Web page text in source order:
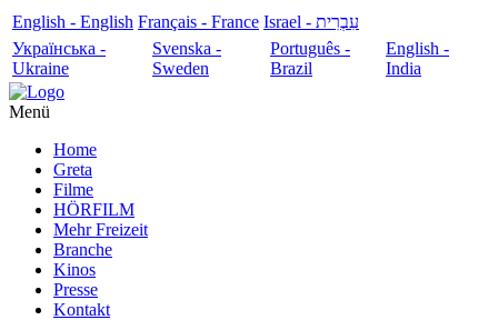
English - English Français - France
עִבְרִית - Israel
Українська -
Ukraine
Svenska -
Sweden
Português -
Brazil
English -
India
Menü
Home
Greta
Filme
HÖRFILM
Mehr Freizeit
Branche
Kinos
Presse
Kontakt